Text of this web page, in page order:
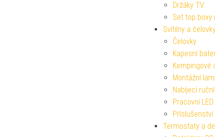
Držáky TV
Set top boxy
Svítilny a
Čelovky
Kapesní
Kempingové
Montážní
Nabíjecí
Pracovní
Termostaty a